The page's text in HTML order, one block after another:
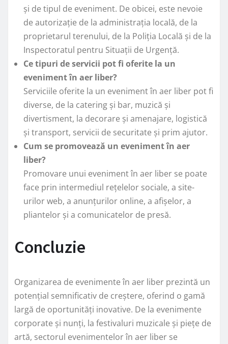
și de tipul de eveniment. De obicei, este nevoie
de autorizație de la administrația locală, de la
proprietarul terenului, de la Poliția Locală și de la
Inspectoratul pentru Situații de Urgență.
Ce tipuri de servicii pot fi oferite la un
eveniment în aer liber?
Serviciile oferite la un eveniment în aer liber pot fi
diverse, de la catering și bar, muzică și
divertisment, la decorare și amenajare, logistică
și transport, servicii de securitate și prim ajutor.
Cum se promovează un eveniment în aer
liber?
Promovare unui eveniment în aer liber se poate
face prin intermediul rețelelor sociale, a site-
urilor web, a anunțurilor online, a afișelor, a
pliantelor și a comunicatelor de presă.
Concluzie
Organizarea de evenimente în aer liber prezintă un
potențial semnificativ de creștere, oferind o gamă
largă de oportunități inovative. De la evenimente
corporate și nunți, la festivaluri muzicale și piețe de
artă, sectorul evenimentelor în aer liber se